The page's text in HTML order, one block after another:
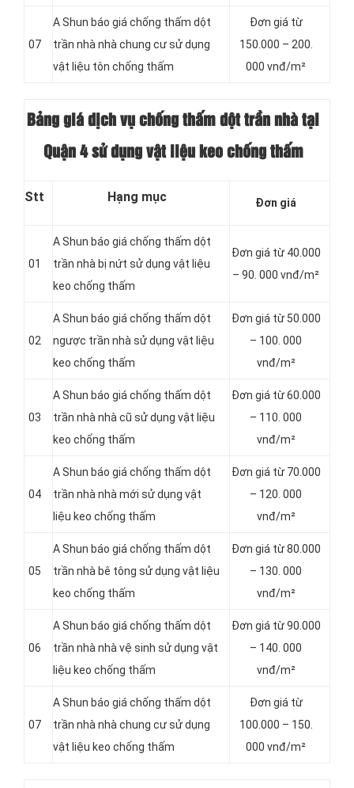
07
A Shun báo giá chống thấm dột
trần nhà nhà chung cư sử dụng
vật liệu tôn chống thấm
Đơn giá từ
150.000 – 200.
000 vnđ/m²
Bảng giá dịch vụ chống thấm dột trần nhà tại
Quận 4 sử dụng vật liệu keo chống thấm
Stt Hạng mục Đơn giá
01
A Shun báo giá chống thấm dột
trần nhà bị nứt sử dụng vật liệu
keo chống thấm
Đơn giá từ 40.000
– 90. 000 vnđ/m²
02
A Shun báo giá chống thấm dột
ngược trần nhà sử dụng vật liệu
keo chống thấm
Đơn giá từ 50.000
– 100. 000
vnđ/m²
03
A Shun báo giá chống thấm dột
trần nhà nhà cũ sử dụng vật liệu
keo chống thấm
Đơn giá từ 60.000
– 110. 000
vnđ/m²
04
A Shun báo giá chống thấm dột
trần nhà nhà mới sử dụng vật
liệu keo chống thấm
Đơn giá từ 70.000
– 120. 000
vnđ/m²
05
A Shun báo giá chống thấm dột
trần nhà bê tông sử dụng vật liệu
keo chống thấm
Đơn giá từ 80.000
– 130. 000
vnđ/m²
06
A Shun báo giá chống thấm dột
trần nhà nhà vệ sinh sử dụng vật
liệu keo chống thấm
Đơn giá từ 90.000
– 140. 000
vnđ/m²
07
A Shun báo giá chống thấm dột
trần nhà nhà chung cư sử dụng
vật liệu keo chống thấm
Đơn giá từ
100.000 – 150.
000 vnđ/m²